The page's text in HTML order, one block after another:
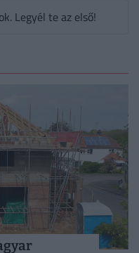
Legyél te az első!